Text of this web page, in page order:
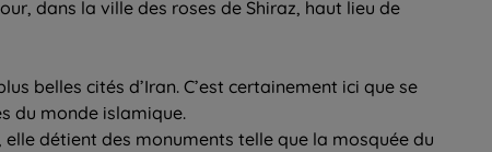
dans la ville des roses de Shiraz, haut lieu de
belles cités d’Iran. C’est certainement ici que se
du monde islamique.
détient des monuments telle que la mosquée du